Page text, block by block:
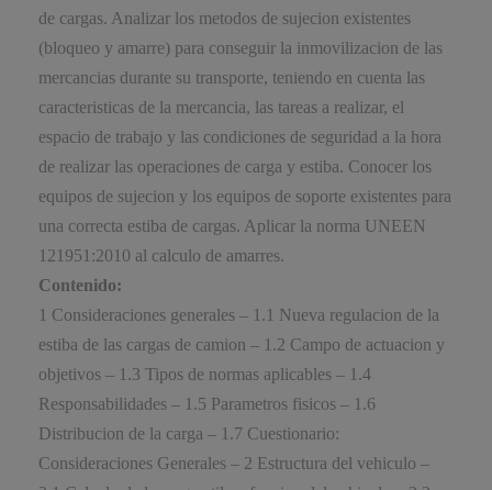
de cargas. Analizar los metodos de sujecion existentes
(bloqueo y amarre) para conseguir la inmovilizacion de las
mercancias durante su transporte, teniendo en cuenta las
caracteristicas de la mercancia, las tareas a realizar, el
espacio de trabajo y las condiciones de seguridad a la hora
de realizar las operaciones de carga y estiba. Conocer los
equipos de sujecion y los equipos de soporte existentes para
una correcta estiba de cargas. Aplicar la norma UNEEN
121951:2010 al calculo de amarres.
Contenido:
1 Consideraciones generales – 1.1 Nueva regulacion de la
estiba de las cargas de camion – 1.2 Campo de actuacion y
objetivos – 1.3 Tipos de normas aplicables – 1.4
Responsabilidades – 1.5 Parametros fisicos – 1.6
Distribucion de la carga – 1.7 Cuestionario:
Consideraciones Generales – 2 Estructura del vehiculo –